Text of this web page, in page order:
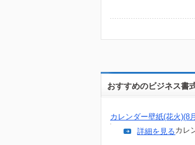
おすすめのビジネス書
カレンダー壁紙(花火)(8
カレ
詳細を見る